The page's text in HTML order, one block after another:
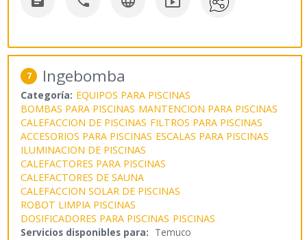
7 Ingebomba
Categoría: EQUIPOS PARA PISCINAS
BOMBAS PARA PISCINAS MANTENCION PARA PISCINAS
CALEFACCION DE PISCINAS FILTROS PARA PISCINAS
ACCESORIOS PARA PISCINAS ESCALAS PARA PISCINAS
ILUMINACION DE PISCINAS
CALEFACTORES PARA PISCINAS
CALEFACTORES DE SAUNA
CALEFACCION SOLAR DE PISCINAS
ROBOT LIMPIA PISCINAS
DOSIFICADORES PARA PISCINAS PISCINAS
Servicios disponibles para: Temuco